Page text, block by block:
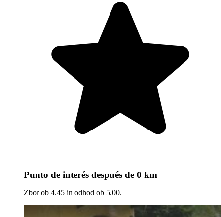
Punto de interés después de 0 km
Zbor ob 4.45 in odhod ob 5.00.